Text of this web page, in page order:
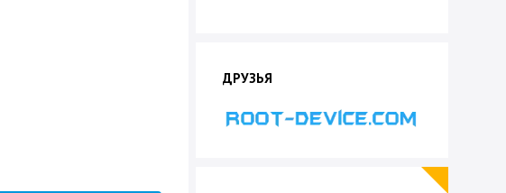
ДРУЗЬЯ